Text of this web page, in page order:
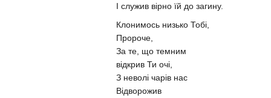
І служив вірно їй до загину.
Клонимось низько Тобі,
Пророче,
За те, що темним
відкрив Ти очі,
З неволі чарів нас
Відворожив